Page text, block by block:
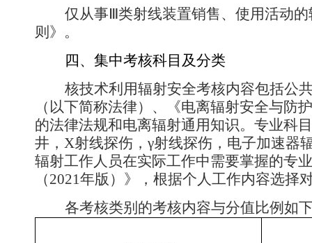
仅从事Ⅲ类射线装置销售、使用活动
则》。
四、集中考核科目及分类
核技术利用辐射安全考核内容包括公
（以下简称法律）、《电离辐射安全与
的法律法规和电离辐射通用知识。专业科
井， X射线探伤，γ射线探伤，电子加速器
辐射工作人员在实际工作中需要掌握的专
（2021年版）》，根据个人工作内容选择
各考核类别的考核内容与分值比例如